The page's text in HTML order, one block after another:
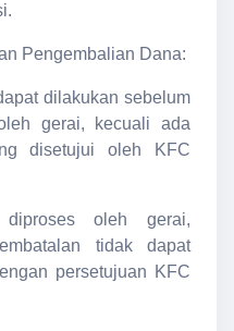
Pengembalian Dana:
dilakukan sebelum
gerai, kecuali ada
disetujui oleh KFC
oleh gerai,
tidak dapat
persetujuan KFC